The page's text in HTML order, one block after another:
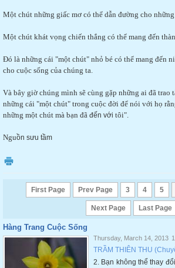
Một chút những giấc mơ có thể dẫn đường cho
Một chút khát vọng chiến thắng có thể mang đến
Đó là những cái "một chút" nhỏ bé có thể mang đến
cho cuộc sống của chúng ta.
Và bây giờ chúng mình sẽ cùng gặp những ai đã trao
những cái "một chút" trong cuộc đời để nói với họ
những một chút mà bạn đã đến với tôi".
Nguồn sưu tầm
First Page Prev Page 3 4 5
Next Page Last Page
Hàng Trang Cuộc Sống
Thursday, March 14, 2013
TRẦM THIÊN THU
2. Bạn không thể thay